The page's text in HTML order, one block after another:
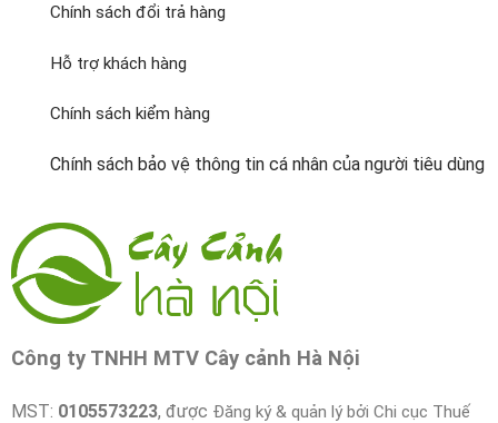
Chính sách đổi trả hàng
Hỗ trợ khách hàng
Chính sách kiểm hàng
Chính sách bảo vệ thông tin cá nhân của người tiêu dùng
Công ty TNHH MTV Cây cảnh Hà Nội
MST: 0105573223, được Đăng ký & quản lý bởi Chi cục Thuế